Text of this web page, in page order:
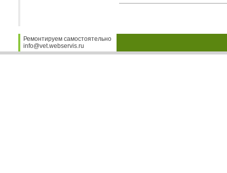
Ремонтируем самостоятельно
info@vet.webservis.ru